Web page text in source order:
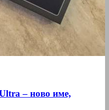
– ново име,